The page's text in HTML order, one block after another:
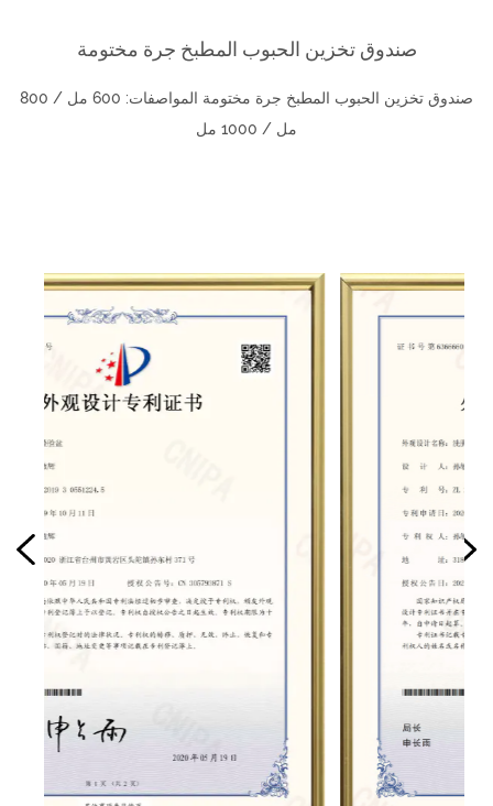
صندوق تخزين الحبوب المطبخ جرة مختومة
صندوق تخزين الحبوب المطبخ جرة مختومة المواصفات: 600 مل / 800
مل / 1000 مل